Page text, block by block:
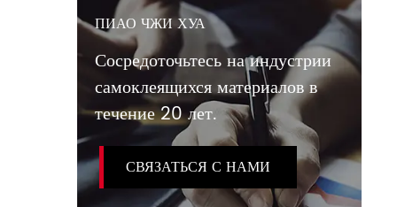
ПИАО ЧЖИ ХУА
Сосредоточьтесь на индустрии
самоклеящихся материалов в
течение 20 лет.
СВЯЗАТЬСЯ С НАМИ